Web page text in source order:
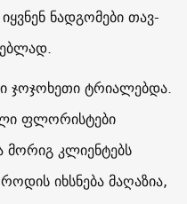
ნადგომები თავ-
ჯოჯოხეთი ტრიალებდა.
ფლორისტები
მორიგ კლიენტებს
იხსნება მაღაზია,